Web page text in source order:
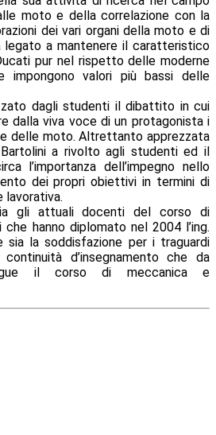
moto e della correlazione con la
dei vari organi della moto e di
legato a mantenere il caratteristico
pur nel rispetto delle moderne
impongono valori più bassi delle
dagli studenti il dibattito in cui
dalla viva voce di un protagonista i
delle moto. Altrettanto apprezzata
Bartolini a rivolto agli studenti ed il
l’importanza dell’impegno nello
dei propri obiettivi in termini di
lavorativa.
gli attuali docenti del corso di
hanno diplomato nel 2004 l’ing.
sia la soddisfazione per i traguardi
d’insegnamento che da
il corso di meccanica e